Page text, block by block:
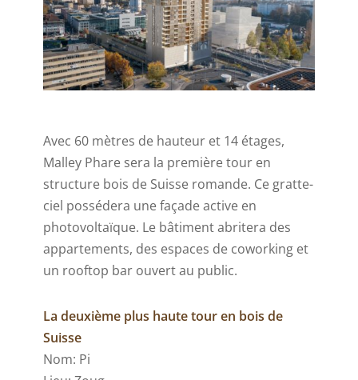
Avec 60 mètres de hauteur et 14 étages,
Malley Phare sera la première tour en
structure bois de Suisse romande. Ce gratte-
ciel possédera une façade active en
photovoltaïque. Le bâtiment abritera des
appartements, des espaces de coworking et
un rooftop bar ouvert au public.
La deuxième plus haute tour en bois de
Suisse
Nom: Pi